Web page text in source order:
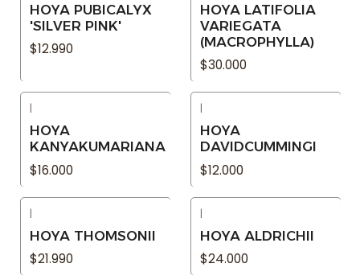
HOYA PUBICALYX
'SILVER PINK'
$12.990
HOYA LATIFOLIA
VARIEGATA
(MACROPHYLLA)
$30.000
|
HOYA
KANYAKUMARIANA
$16.000
|
HOYA
DAVIDCUMMINGI
$12.000
|
HOYA THOMSONII
$21.990
|
HOYA ALDRICHII
$24.000